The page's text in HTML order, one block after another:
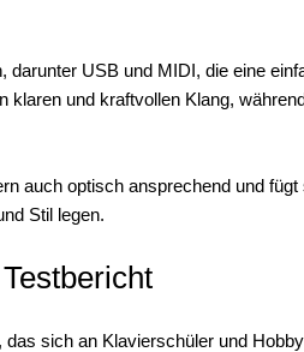
USB und MIDI, die eine
klaren und kraftvollen Klang,
auch optisch ansprechend und
Stil legen.
sich an Klavierschüler und